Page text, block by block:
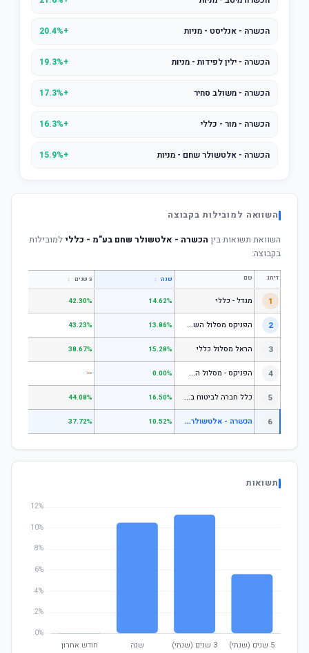
הכשרה - אנליסט - מניות +20.4%
הכשרה - ילין לפידות - מניות +19.3%
הכשרה - משולב סחיר +17.3%
הכשרה - מור - כללי +16.3%
הכשרה - אלטשולר שחם - מניות +15.9%
השוואה למובילות בקבוצה
השוואת תשואות בין הכשרה - אלטשולר שחם בע"מ - כללילמובילות
בקבוצה:
דירוג שם שנה ↕ 3 שנים ↕
1 מגדל - כללי 14.62%
42.30%
2 ה
פניקס מסלול השקעה כללי 13.86%
43.23%
3 הראל מסלול כללי 15.28%
38.67%
4 ה
פניקס - מסלול השקעה בניהול אישי 0.00%
—
5 כ
לל חברה לביטוח בע"מ כללי 16.50%
44.08%
6 ה
כשרה - אלטשולר שחם בע"מ - כללי 10.52%
37.72%
תשואות